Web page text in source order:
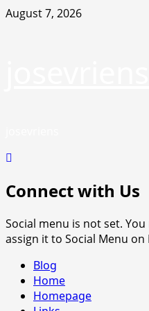
Skip
August 7, 2026
Connect with Us
Social menu is not set.
assign it to Social Menu on
Primary
Menu
Blog
Home
Homepage